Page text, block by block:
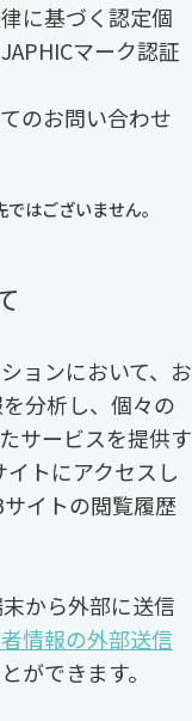
に基づく認定個
マーク認証
のお問い合わせ
はございません。
ョンにおいて、お
分析し、個々の
サービスを提供す
トにアクセスし
イトの閲覧履歴
から外部に送信
者情報の外部送信
ができます。